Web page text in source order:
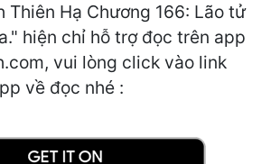
Thiên Hạ Chương 166: Lão tử
hiện chỉ hỗ trợ đọc trên app
vui lòng click vào link
về đọc nhé :